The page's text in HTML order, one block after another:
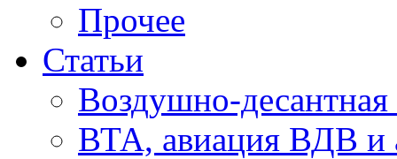
Прочее
Статьи
Воздушно-десантная
ВТА, авиация ВДВ и